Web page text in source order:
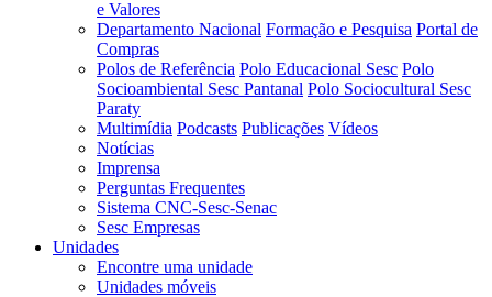
e Valores
Departamento Nacional Formação e Pesquisa Portal de
Compras
Polos de Referência Polo Educacional Sesc Polo
Socioambiental Sesc Pantanal Polo Sociocultural Sesc
Paraty
Multimídia Podcasts Publicações Vídeos
Notícias
Imprensa
Perguntas Frequentes
Sistema CNC-Sesc-Senac
Sesc Empresas
Unidades
Encontre uma unidade
Unidades móveis